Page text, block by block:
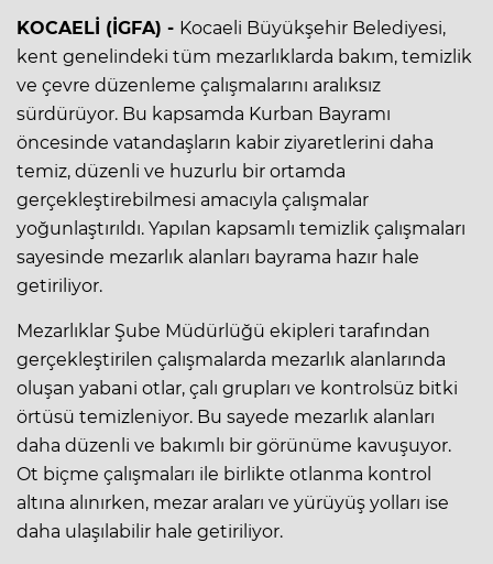
KOCAELİ (İGFA) - Kocaeli Büyükşehir Belediyesi,
kent genelindeki tüm mezarlıklarda bakım, temizlik
ve çevre düzenleme çalışmalarını aralıksız
sürdürüyor. Bu kapsamda Kurban Bayramı
öncesinde vatandaşların kabir ziyaretlerini daha
temiz, düzenli ve huzurlu bir ortamda
gerçekleştirebilmesi amacıyla çalışmalar
yoğunlaştırıldı. Yapılan kapsamlı temizlik çalışmaları
sayesinde mezarlık alanları bayrama hazır hale
getiriliyor.
Mezarlıklar Şube Müdürlüğü ekipleri tarafından
gerçekleştirilen çalışmalarda mezarlık alanlarında
oluşan yabani otlar, çalı grupları ve kontrolsüz bitki
örtüsü temizleniyor. Bu sayede mezarlık alanları
daha düzenli ve bakımlı bir görünüme kavuşuyor.
Ot biçme çalışmaları ile birlikte otlanma kontrol
altına alınırken, mezar araları ve yürüyüş yolları ise
daha ulaşılabilir hale getiriliyor.